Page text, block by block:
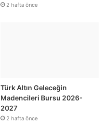
2 hafta önce
Türk Altın Geleceğin
Madencileri Bursu 2026-
2027
2 hafta önce